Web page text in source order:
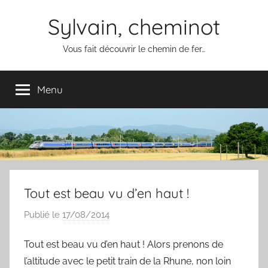
Sylvain, cheminot
Vous fait découvrir le chemin de fer…
Menu
Tout est beau vu d’en haut !
Publié le 17/08/2014
r
S
Tout est beau vu d’en haut ! Alors prenons de
l’altitude avec le petit train de la Rhune, non loin